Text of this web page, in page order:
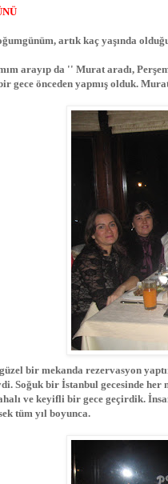
artık kaç yaşında
arayıp da '' Murat aradı,
gece önceden yapmış olduk.
bir mekanda rezervasyon
Soğuk bir İstanbul gecesinde her
ve keyifli bir gece geçirdik.
tüm yıl boyunca.